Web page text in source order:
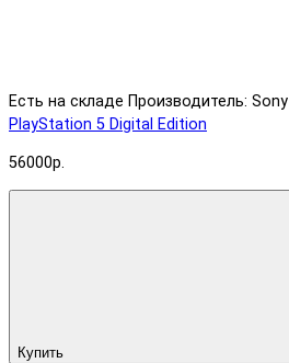
Есть на складе Производитель: Sony
PlayStation 5 Digital Edition
56000р.
Купить